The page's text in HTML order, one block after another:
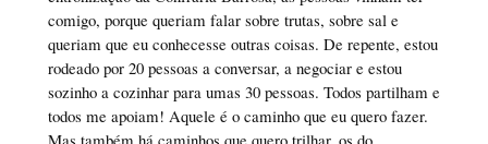
comigo, porque queriam falar sobre trutas, sobre sal e
queriam que eu conhecesse outras coisas. De repente, estou
rodeado por 20 pessoas a conversar, a negociar e estou
sozinho a cozinhar para umas 30 pessoas. Todos partilham e
todos me apoiam! Aquele é o caminho que eu quero fazer.